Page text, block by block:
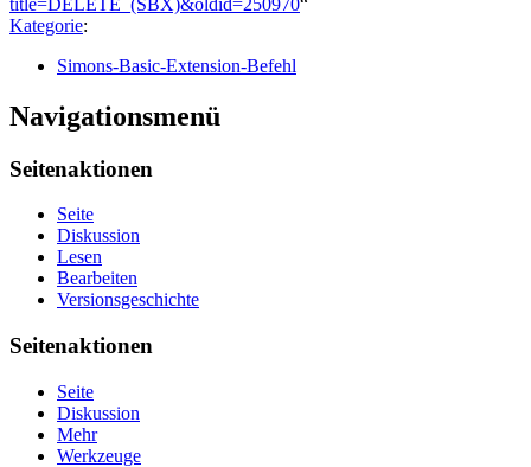
Kategorie:
Simons-Basic-Extension-Befehl
Navigationsmenü
Seitenaktionen
Seite
Diskussion
Lesen
Bearbeiten
Versionsgeschichte
Seitenaktionen
Seite
Diskussion
Mehr
Werkzeuge